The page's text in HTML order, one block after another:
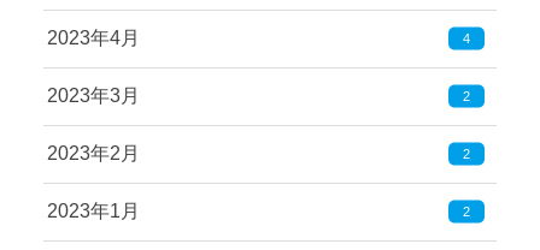
2023年4月 4
2023年3月 2
2023年2月 2
2023年1月 2